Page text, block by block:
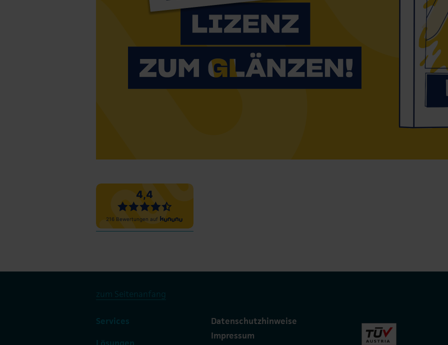
zum Seitenanfang
Services
Datenschutzhinweise
Impressum